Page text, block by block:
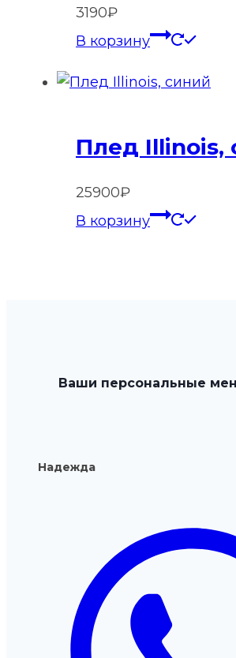
3190₽
В корзину
Плед Illinois,
25900₽
В корзину
Ваши персональные
Надежда